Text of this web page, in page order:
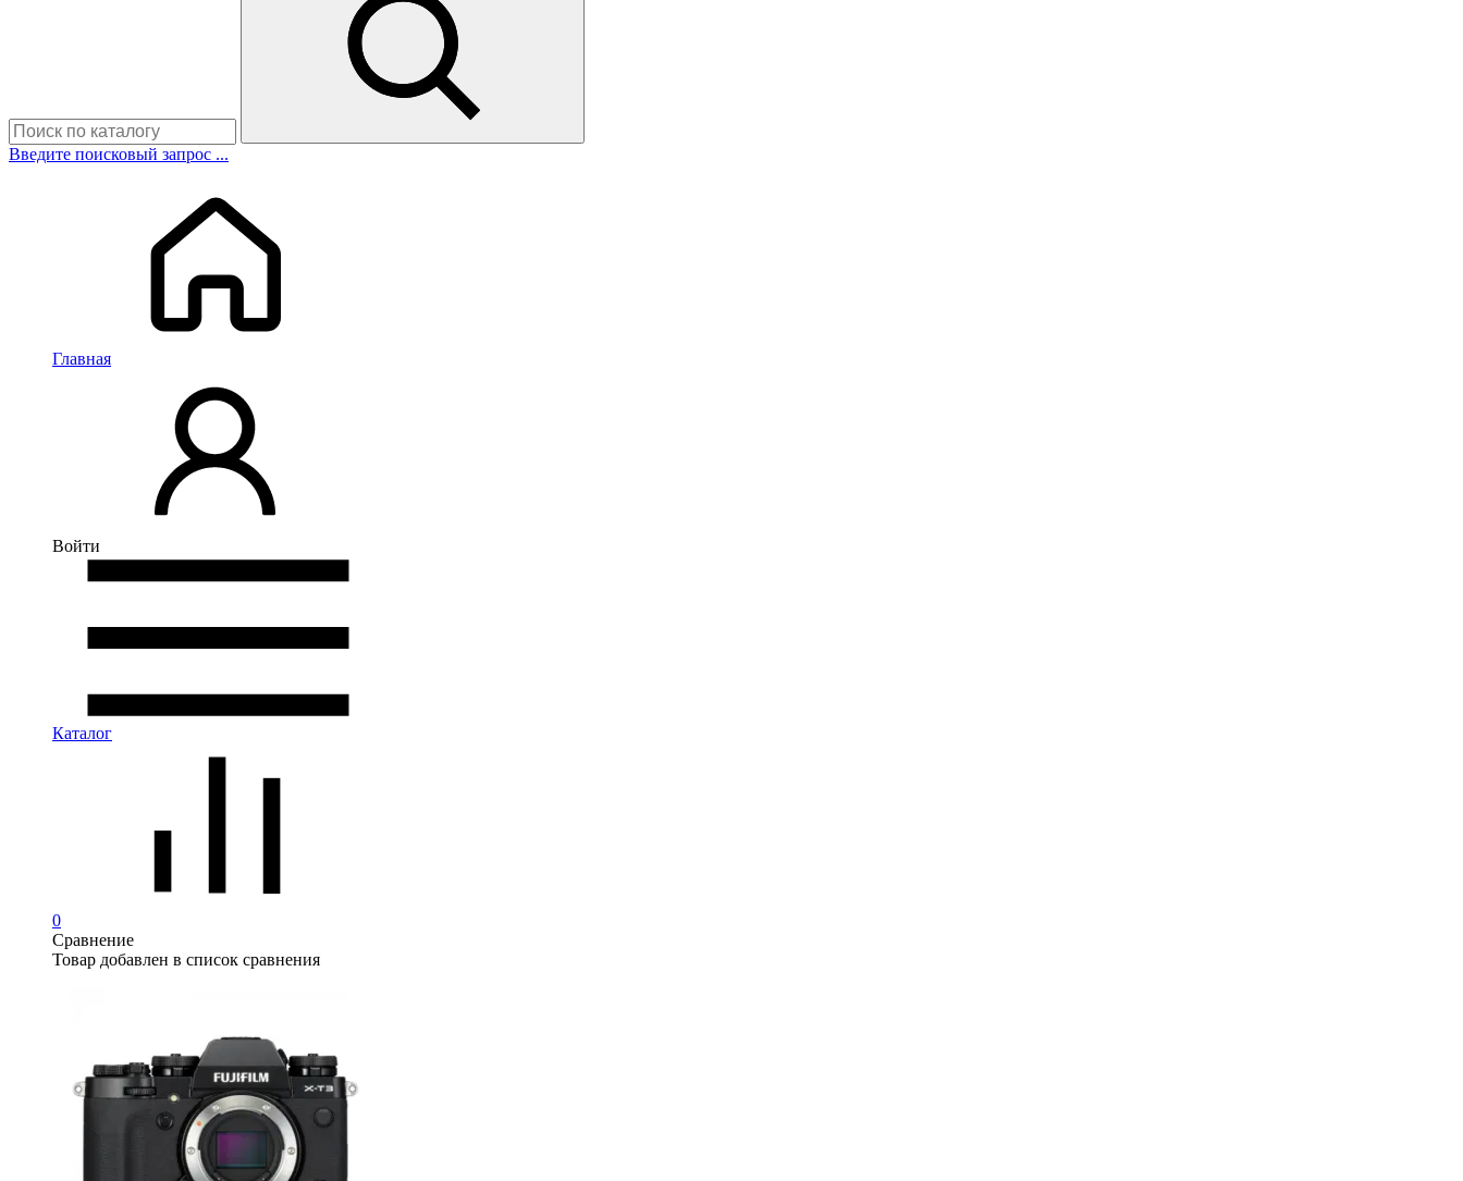
Введите поисковый запрос ...
Главная
Войти
Каталог
0
Сравнение
Товар добавлен в список сравнения